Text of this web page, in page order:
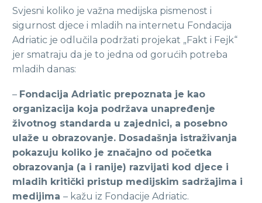
Svjesni koliko je važna medijska pismenost i
sigurnost djece i mladih na internetu Fondacija
Adriatic je odlučila podržati projekat „Fakt i Fejk“
jer smatraju da je to jedna od gorućih potreba
mladih danas:
– Fondacija Adriatic prepoznata je kao
organizacija koja podržava unapređenje
životnog standarda u zajednici, a posebno
ulaže u obrazovanje. Dosadašnja istraživanja
pokazuju koliko je značajno od početka
obrazovanja (a i ranije) razvijati kod djece i
mladih kritički pristup medijskim sadržajima i
medijima – kažu iz Fondacije Adriatic.